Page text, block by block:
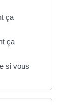
ça
ça
si vous